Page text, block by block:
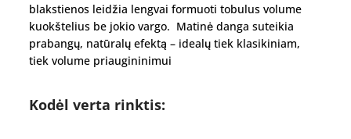
blakstienos leidžia lengvai formuoti tobulus volume
kuokštelius be jokio vargo. Matinė danga suteikia
prabangų, natūralų efektą – idealų tiek klasikiniam,
tiek volume priaugininimui
Kodėl verta rinktis: